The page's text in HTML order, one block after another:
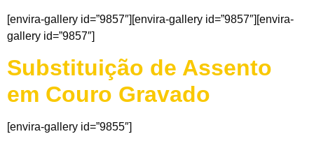
[envira-gallery id=”9857″][envira-gallery id=”9857″][envira-
gallery id=”9857″]
Substituição de Assento
em Couro Gravado
[envira-gallery id=”9855″]